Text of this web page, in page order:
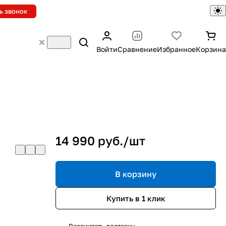
звонок
ВойтиСравнениеИзбранноеКорзина
14 990 руб./шт
В корзину
Купить в 1 клик